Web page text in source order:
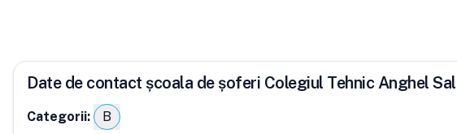
Date de contact școala de șoferi Colegiul Tehnic Anghel
Categorii: B